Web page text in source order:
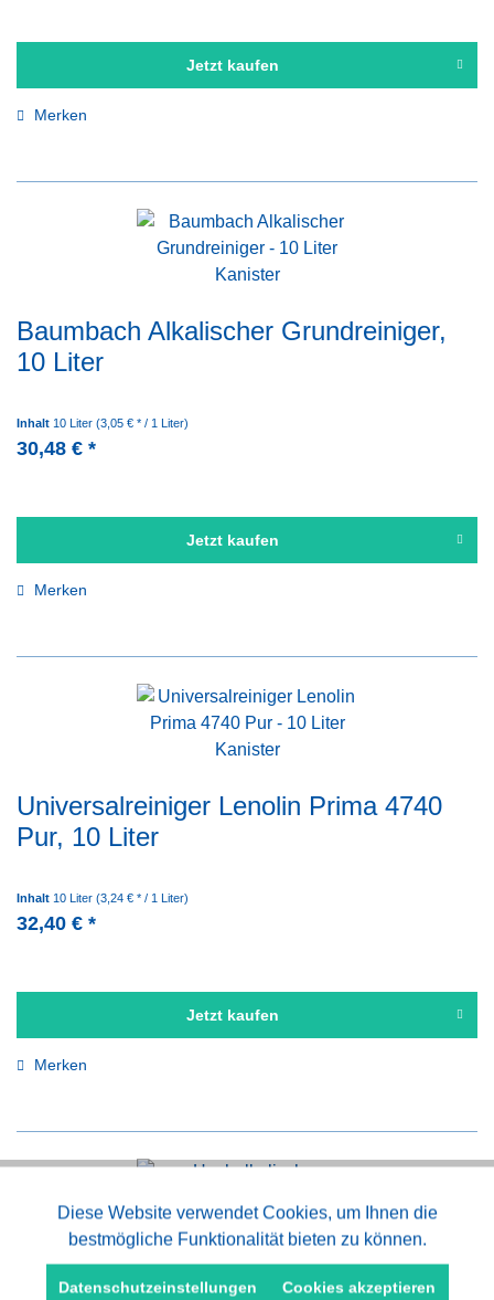
Jetzt kaufen
Merken
Baumbach Alkalischer Grundreiniger,
10 Liter
Inhalt 10 Liter (3,05 € * / 1 Liter)
30,48 € *
Jetzt kaufen
Merken
Universalreiniger Lenolin Prima 4740
Pur, 10 Liter
Inhalt 10 Liter (3,24 € * / 1 Liter)
32,40 € *
Jetzt kaufen
Merken
Hochalkalischer Rauchharzentferner
Funktionale Aktiv
Marketing Aktiv
Diese Website verwendet Cookies, um Ihnen die
bestmögliche Funktionalität bieten zu können.
Datenschutzeinstellungen Cookies akzeptieren